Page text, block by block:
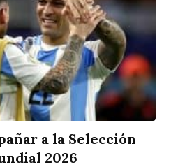
a la Selección
2026